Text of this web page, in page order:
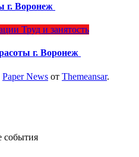
г. Воронеж
Труд и занятость
г. Воронеж
Paper News от Themeansar.
события